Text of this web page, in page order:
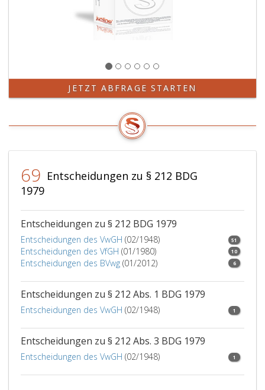
JETZT ABFRAGE STARTEN
69 Entscheidungen zu § 212 BDG
1979
Entscheidungen zu § 212 BDG 1979
Entscheidungen des VwGH (02/1948) 51
Entscheidungen des VfGH (01/1980) 10
Entscheidungen des BVwg (01/2012) 6
Entscheidungen zu § 212 Abs. 1 BDG 1979
Entscheidungen des VwGH (02/1948) 1
Entscheidungen zu § 212 Abs. 3 BDG 1979
Entscheidungen des VwGH (02/1948) 1